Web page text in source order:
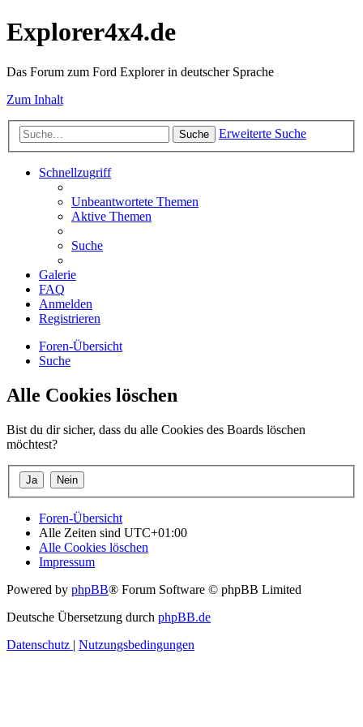
Explorer4x4.de
Das Forum zum Ford Explorer in deutscher Sprache
Zum Inhalt
Suche Erweiterte Suche
Schnellzugriff
Unbeantwortete Themen
Aktive Themen
Suche
Galerie
FAQ
Anmelden
Registrieren
Foren-Übersicht
Suche
Alle Cookies löschen
Bist du dir sicher, dass du alle Cookies des Boards löschen
möchtest?
Foren-Übersicht
Alle Zeiten sind UTC+01:00
Alle Cookies löschen
Impressum
Powered by phpBB® Forum Software © phpBB Limited
Deutsche Übersetzung durch phpBB.de
Datenschutz | Nutzungsbedingungen